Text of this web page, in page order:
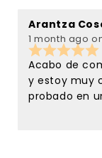
Arantza
1 month ago
Acabo de
y estoy muy
probado en